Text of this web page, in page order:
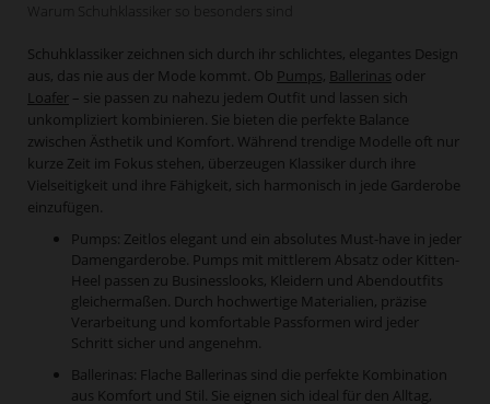
Warum Schuhklassiker so besonders sind
Schuhklassiker zeichnen sich durch ihr schlichtes, elegantes Design
aus, das nie aus der Mode kommt. Ob Pumps, Ballerinas oder
Loafer – sie passen zu nahezu jedem Outfit und lassen sich
unkompliziert kombinieren. Sie bieten die perfekte Balance
zwischen Ästhetik und Komfort. Während trendige Modelle oft nur
kurze Zeit im Fokus stehen, überzeugen Klassiker durch ihre
Vielseitigkeit und ihre Fähigkeit, sich harmonisch in jede Garderobe
einzufügen.
Pumps: Zeitlos elegant und ein absolutes Must-have in jeder
Damengarderobe. Pumps mit mittlerem Absatz oder Kitten-
Heel passen zu Businesslooks, Kleidern und Abendoutfits
gleichermaßen. Durch hochwertige Materialien, präzise
Verarbeitung und komfortable Passformen wird jeder
Schritt sicher und angenehm.
Ballerinas: Flache Ballerinas sind die perfekte Kombination
aus Komfort und Stil. Sie eignen sich ideal für den Alltag,